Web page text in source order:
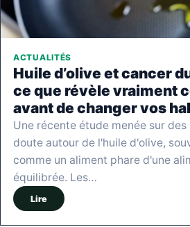
ACTUALITÉS
Huile d’olive et cancer
ce que révèle vraiment
avant de changer vos
Une récente étude menée sur des
doute autour de l'huile d'olive,
comme un aliment phare d'une
équilibrée. Les…
Lire